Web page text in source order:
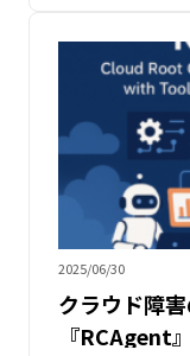
2025/06/30
クラウド障
『RCAgent